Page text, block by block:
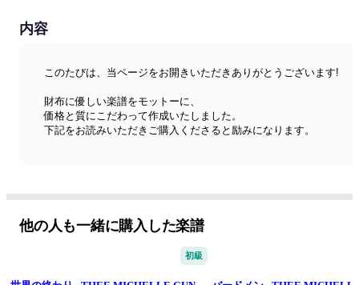
内容
このたびは、当ページをお開きいただきありがとうございます!
財布に優しい楽譜をモットーに、
価格と質にこだわって作成いたしました。
下記をお読みいただきご購入くださると励みになります。
作成し、販売をしております。
◆楽譜のポイント
五線譜とTAB譜面の2段譜です。
TABの数字を見やすくする為に大きくして、
他の人も一緒に購入した楽譜
初級